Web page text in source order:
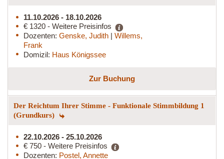
11.10.2026 - 18.10.2026
€ 1320 - Weitere Preisinfos
Dozenten: Genske, Judith | Willems,
Frank
Domizil: Haus Königssee
Zur Buchung
Der Reichtum Ihrer Stimme - Funktionale Stimmbildung 1
(Grundkurs)
22.10.2026 - 25.10.2026
€ 750 - Weitere Preisinfos
Dozenten: Postel, Annette